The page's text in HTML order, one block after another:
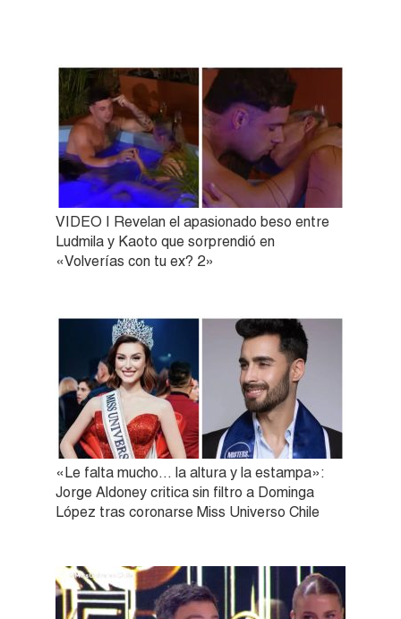
VIDEO | Revelan el apasionado beso entre
Ludmila y Kaoto que sorprendió en
«Volverías con tu ex? 2»
«Le falta mucho… la altura y la estampa»:
Jorge Aldoney critica sin filtro a Dominga
López tras coronarse Miss Universo Chile